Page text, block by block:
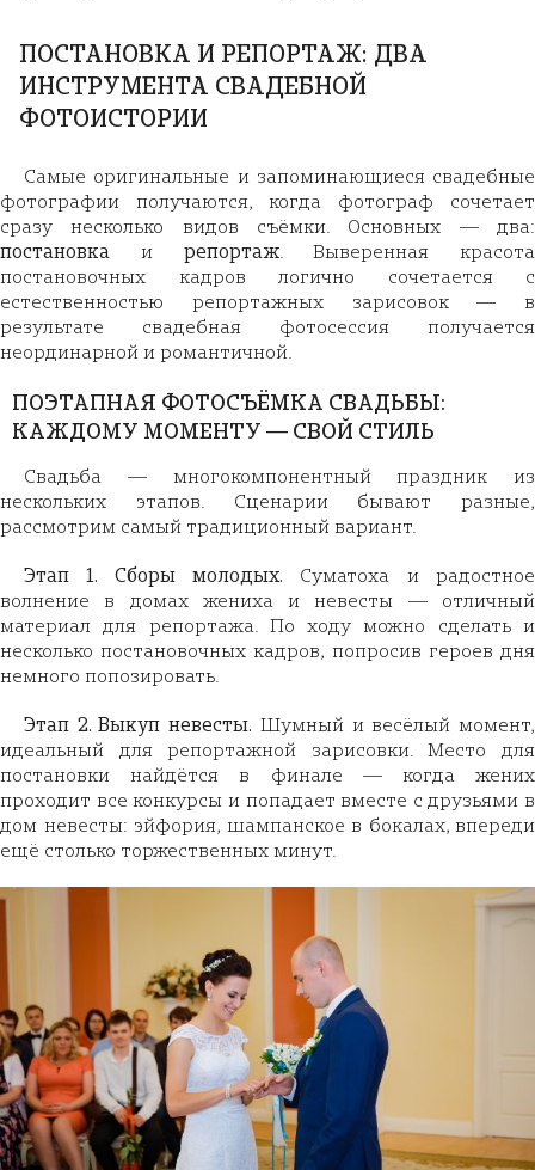
ПОСТАНОВКА И РЕПОРТАЖ: ДВА
ИНСТРУМЕНТА СВАДЕБНОЙ
ФОТОИСТОРИИ
Самые оригинальные и запоминающиеся свадебные
фотографии получаются, когда фотограф сочетает
сразу несколько видов съёмки. Основных — два:
постановка и репортаж. Выверенная красота
постановочных кадров логично сочетается с
естественностью репортажных зарисовок — в
результате свадебная фотосессия получается
неординарной и романтичной.
ПОЭТАПНАЯ ФОТОСЪЁМКА СВАДЬБЫ:
КАЖДОМУ МОМЕНТУ — СВОЙ СТИЛЬ
Свадьба — многокомпонентный праздник из
нескольких этапов. Сценарии бывают разные,
рассмотрим самый традиционный вариант.
Этап 1. Сборы молодых. Суматоха и радостное
волнение в домах жениха и невесты — отличный
материал для репортажа. По ходу можно сделать и
несколько постановочных кадров, попросив героев дня
немного попозировать.
Этап 2. Выкуп невесты. Шумный и весёлый момент,
идеальный для репортажной зарисовки. Место для
постановки найдётся в финале — когда жених
проходит все конкурсы и попадает вместе с друзьями в
дом невесты: эйфория, шампанское в бокалах, впереди
ещё столько торжественных минут.